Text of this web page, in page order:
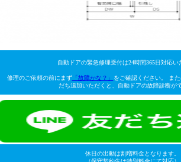
自動ドアの緊急修理受付は24時間365日対応い
修理のご依頼の前にまず「故障かな？」
をご確認ください。 ま
だち追加いただくと、自動ドアの故障診断が
休日の出動は割増料金となります。